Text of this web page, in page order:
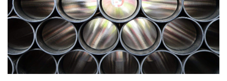
PRAKTIJKZAKEN
TARIEVEN
VPHUISARTSEN
MEDISCHE VAKHANDEL
INLOGGEN